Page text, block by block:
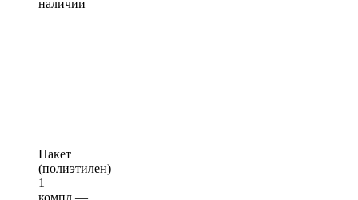
наличии
Пакет
(полиэтилен)
1